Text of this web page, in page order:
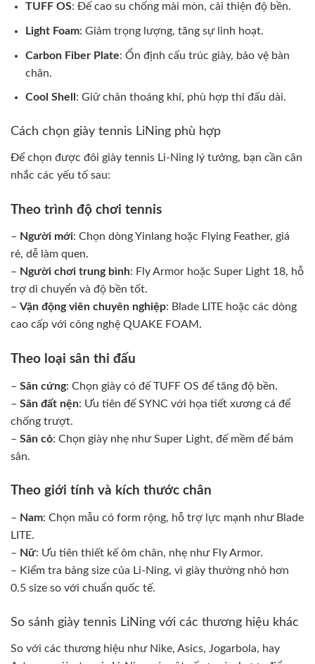
TUFF OS: Đế cao su chống mài mòn, cải thiện độ bền.
Light Foam: Giảm trọng lượng, tăng sự linh hoạt.
Carbon Fiber Plate: Ổn định cấu trúc giày, bảo vệ bàn
chân.
Cool Shell : Giữ chân thoáng khí, phù hợp thi đấu dài.
Cách chọn giày tennis LiNing phù hợp
Để chọn được đôi giày tennis Li-Ning lý tưởng, bạn cần cân
nhắc các yếu tố sau:
Theo trình độ chơi tennis
– Người mới: Chọn dòng Yinlang hoặc Flying Feather, giá
rẻ, dễ làm quen.
– Người chơi trung bình: Fly Armor hoặc Super Light 18, hỗ
trợ di chuyển và độ bền tốt.
– Vận động viên chuyên nghiệp: Blade LITE hoặc các dòng
cao cấp với công nghệ QUAKE FOAM.
Theo loại sân thi đấu
– Sân cứng: Chọn giày có đế TUFF OS để tăng độ bền.
– Sân đất nện: Ưu tiên đế SYNC với họa tiết xương cá để
chống trượt.
– Sân cỏ: Chọn giày nhẹ như Super Light, đế mềm để bám
sân.
Theo giới tính và kích thước chân
– Nam: Chọn mẫu có form rộng, hỗ trợ lực mạnh như Blade
LITE.
– Nữ: Ưu tiên thiết kế ôm chân, nhẹ như Fly Armor.
– Kiểm tra bảng size của Li-Ning, vì giày thường nhỏ hơn
0.5 size so với chuẩn quốc tế.
So sánh giày tennis LiNing với các thương hiệu khác
So với các thương hiệu như Nike, Asics, Jogarbola, hay